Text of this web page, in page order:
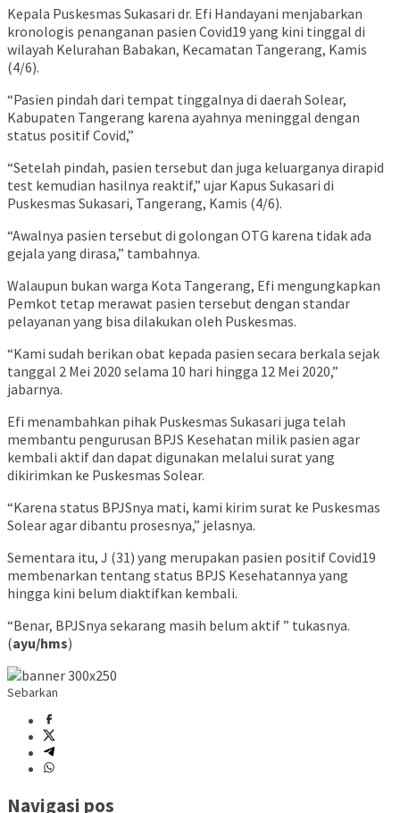
Kepala Puskesmas Sukasari dr. Efi Handayani menjabarkan
kronologis penanganan pasien Covid19 yang kini tinggal di
wilayah Kelurahan Babakan, Kecamatan Tangerang, Kamis
(4/6).
“Pasien pindah dari tempat tinggalnya di daerah Solear,
Kabupaten Tangerang karena ayahnya meninggal dengan
status positif Covid,”
“Setelah pindah, pasien tersebut dan juga keluarganya dirapid
test kemudian hasilnya reaktif,” ujar Kapus Sukasari di
Puskesmas Sukasari, Tangerang, Kamis (4/6).
“Awalnya pasien tersebut di golongan OTG karena tidak ada
gejala yang dirasa,” tambahnya.
Walaupun bukan warga Kota Tangerang, Efi mengungkapkan
Pemkot tetap merawat pasien tersebut dengan standar
pelayanan yang bisa dilakukan oleh Puskesmas.
“Kami sudah berikan obat kepada pasien secara berkala sejak
tanggal 2 Mei 2020 selama 10 hari hingga 12 Mei 2020,”
jabarnya.
Efi menambahkan pihak Puskesmas Sukasari juga telah
membantu pengurusan BPJS Kesehatan milik pasien agar
kembali aktif dan dapat digunakan melalui surat yang
dikirimkan ke Puskesmas Solear.
“Karena status BPJSnya mati, kami kirim surat ke Puskesmas
Solear agar dibantu prosesnya,” jelasnya.
Sementara itu, J (31) yang merupakan pasien positif Covid19
membenarkan tentang status BPJS Kesehatannya yang
hingga kini belum diaktifkan kembali.
“Benar, BPJSnya sekarang masih belum aktif ” tukasnya.
(ayu/hms)
Sebarkan
Navigasi pos